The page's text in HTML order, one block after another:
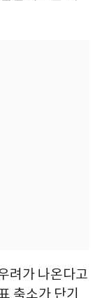
려가 나온다고
축소가 단기